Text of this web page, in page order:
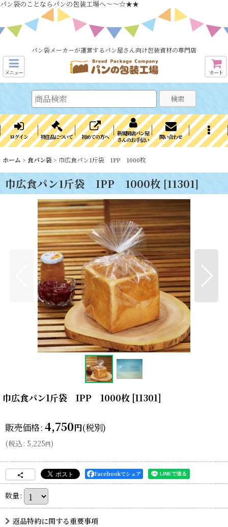
パン袋のことならパンの包装工場へ～～☆★★
パン袋メーカーが運営するパン屋さん向け包装資材の専門店
メニュー カート
検索
ログイン 特注品について 初めての方へ
新規開店パン屋
さんのお手伝い
問い合わせ
ホーム > 食パン袋 > 巾広食パン1斤袋 IPP 1000枚
巾広食パン1斤袋 IPP 1000枚 [11301]
巾広食パン1斤袋 IPP 1000枚 [11301]
販売価格: 4,750円(税別)
(税込: 5,225円)
Facebookでシェア
数量:
返品特約に関する重要事項